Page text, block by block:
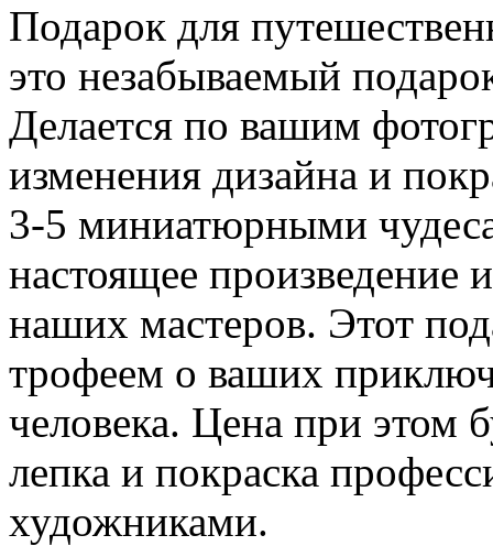
Подарок для
это незабываемый
Делается по вашим
изменения дизайна и
3-5 миниатюрными
настоящее произведение
наших мастеров. Этот
трофеем о ваших
человека. Цена при этом
лепка и покраска
художниками.